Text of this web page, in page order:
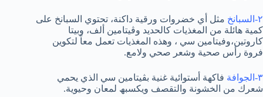
٢-السبانخ
مثل أي خضروات ورقیة داكنة، تحتوي السبانخ على
كمیة ھائلة من المغذیات كالحدید وڤیتامین ألف، وبیتا
كاروتین،وفیتامین سي ، وھذه المغذیات تعمل معاً لتكوین
فروة رأس صحیة وشعر صحي ولامع.
٣-الجوافة
فاكھة أستوائیة غنیة بڤیتامین سي الذي یحمي
شعرك من الخشونة والتقصف ویكسبھ لمعان وحیویة.